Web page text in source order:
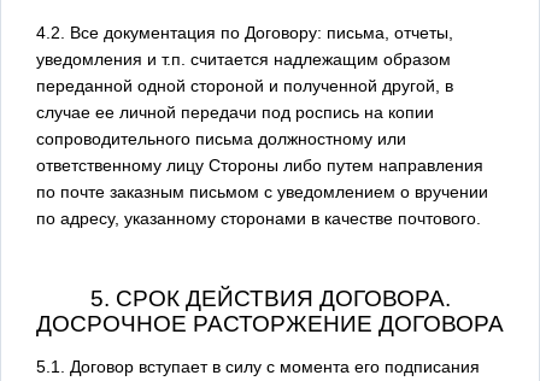
4.2. Все документация по Договору: письма, отчеты,
уведомления и т.п. считается надлежащим образом
переданной одной стороной и полученной другой, в
случае ее личной передачи под роспись на копии
сопроводительного письма должностному или
ответственному лицу Стороны либо путем направления
по почте заказным письмом с уведомлением о вручении
по адресу, указанному сторонами в качестве почтового.
5. СРОК ДЕЙСТВИЯ ДОГОВОРА.
ДОСРОЧНОЕ РАСТОРЖЕНИЕ ДОГОВОРА
5.1. Договор вступает в силу с момента его подписания